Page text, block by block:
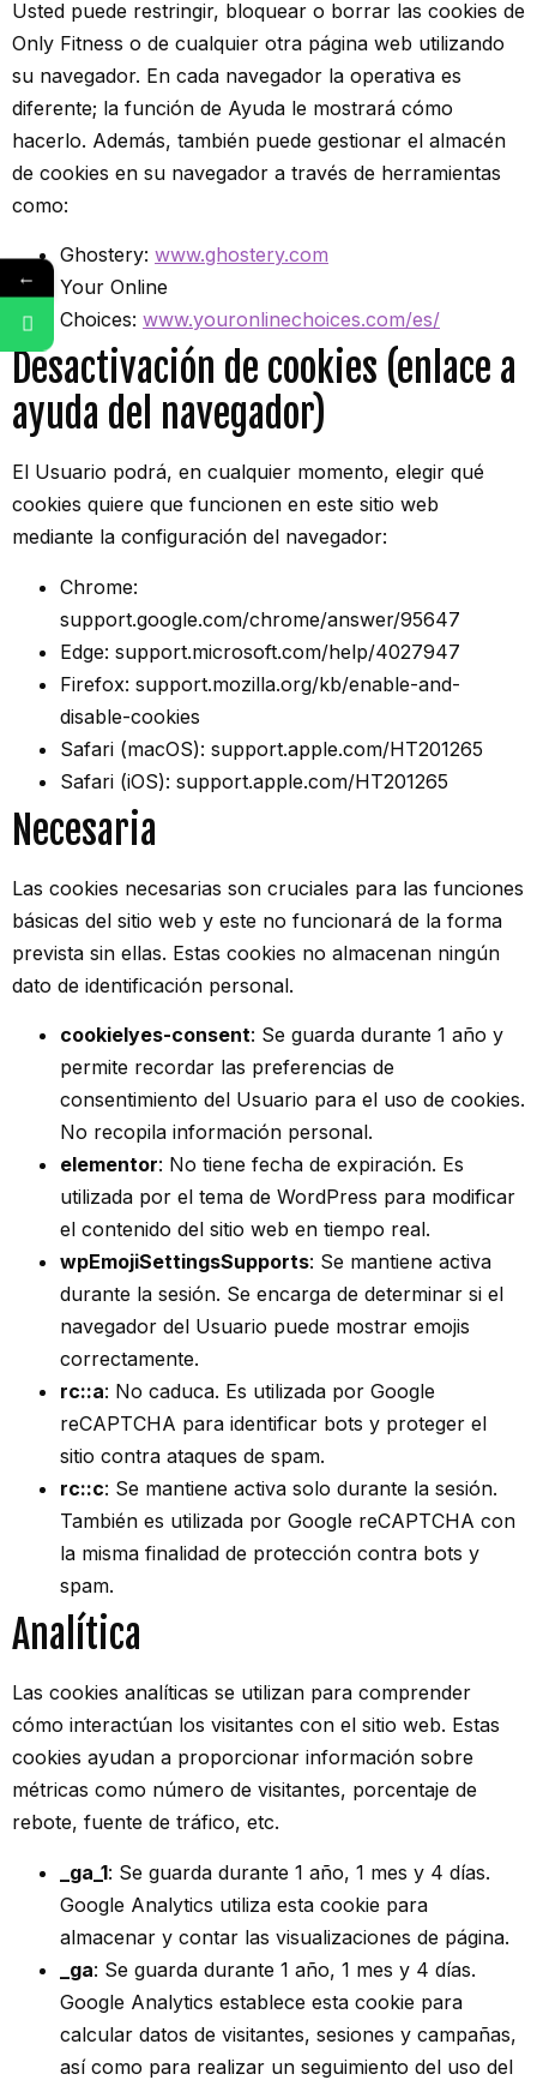
Usted puede restringir, bloquear o borrar las cookies de
Only Fitness o de cualquier otra página web utilizando
su navegador. En cada navegador la operativa es
diferente; la función de Ayuda le mostrará cómo
hacerlo. Además, también puede gestionar el almacén
de cookies en su navegador a través de herramientas
como:
Ghostery: www.ghostery.com
Your Online
Choices: www.youronlinechoices.com/es/
Desactivación de cookies (enlace a
ayuda del navegador)
El Usuario podrá, en cualquier momento, elegir qué
cookies quiere que funcionen en este sitio web
mediante la configuración del navegador:
Chrome:
support.google.com/chrome/answer/95647
Edge: support.microsoft.com/help/4027947
Firefox: support.mozilla.org/kb/enable-and-
disable-cookies
Safari (macOS): support.apple.com/HT201265
Safari (iOS): support.apple.com/HT201265
Necesaria
Las cookies necesarias son cruciales para las funciones
básicas del sitio web y este no funcionará de la forma
prevista sin ellas. Estas cookies no almacenan ningún
dato de identificación personal.
cookielyes-consent: Se guarda durante 1 año y
permite recordar las preferencias de
consentimiento del Usuario para el uso de cookies.
No recopila información personal.
elementor: No tiene fecha de expiración. Es
utilizada por el tema de WordPress para modificar
el contenido del sitio web en tiempo real.
wpEmojiSettingsSupports: Se mantiene activa
durante la sesión. Se encarga de determinar si el
navegador del Usuario puede mostrar emojis
correctamente.
rc::a: No caduca. Es utilizada por Google
reCAPTCHA para identificar bots y proteger el
sitio contra ataques de spam.
rc::c: Se mantiene activa solo durante la sesión.
También es utilizada por Google reCAPTCHA con
la misma finalidad de protección contra bots y
spam.
Analítica
Las cookies analíticas se utilizan para comprender
cómo interactúan los visitantes con el sitio web. Estas
cookies ayudan a proporcionar información sobre
métricas como número de visitantes, porcentaje de
rebote, fuente de tráfico, etc.
_ga_1: Se guarda durante 1 año, 1 mes y 4 días.
Google Analytics utiliza esta cookie para
almacenar y contar las visualizaciones de página.
_ga: Se guarda durante 1 año, 1 mes y 4 días.
Google Analytics establece esta cookie para
calcular datos de visitantes, sesiones y campañas,
así como para realizar un seguimiento del uso del
←
Whatsapp Hyrox y Funcional